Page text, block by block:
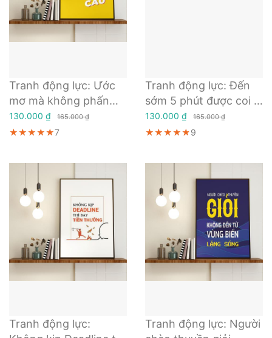
Tranh động lực: Ước
mơ mà không phấn
đấu thì chỉ là hư cấu
130.000 ₫ 165.000 ₫
★★★★★
★★★★★
★★★★★7
Tranh động lực: Đến
sớm 5 phút được coi là
đúng giờ
130.000 ₫ 165.000 ₫
★★★★★
★★★★★
★★★★★9
Tranh động lực:
Tranh động lực: Người